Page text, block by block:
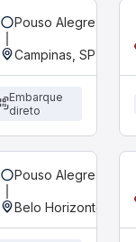
Pouso Alegre, MG -
Campinas, SP -
Embarque
direto
Pouso Alegre, MG -